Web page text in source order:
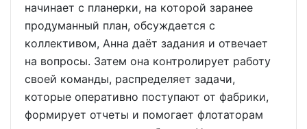
начинает с планерки, на которой заранее
продуманный план, обсуждается с
коллективом, Анна даёт задания и отвечает
на вопросы. Затем она контролирует работу
своей команды, распределяет задачи,
которые оперативно поступают от фабрики,
формирует отчеты и помогает флотаторам